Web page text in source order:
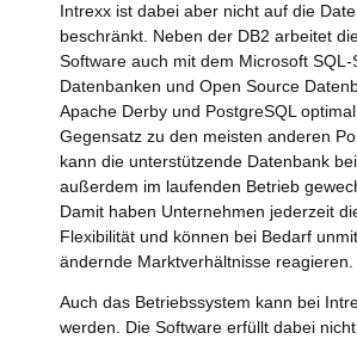
Intrexx ist dabei aber nicht auf die
beschränkt. Neben der DB2 arbeitet
Software auch mit dem Microsoft SQL-
Datenbanken und Open Source
Apache Derby und PostgreSQL
Gegensatz zu den meisten anderen
kann die unterstützende Datenbank
außerdem im laufenden Betrieb
Damit haben Unternehmen jederzeit
Flexibilität und können bei Bedarf
ändernde Marktverhältnisse reagieren.
Auch das Betriebssystem kann bei
werden. Die Software erfüllt dabei